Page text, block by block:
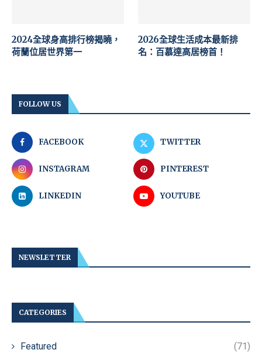
2024全球身高排行榜揭曉，
荷蘭位居世界第一
2026全球生活成本最新排
名：百慕達高居榜首！
FOLLOW US
FACEBOOK TWITTER
INSTAGRAM PINTEREST
LINKEDIN YOUTUBE
NEWSLETTER
CATEGORIES
Featured (71)